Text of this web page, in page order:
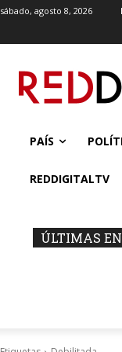
sábado, agosto 8, 2026
PAÍS
REDDIGITALTV
ÚLTIMAS